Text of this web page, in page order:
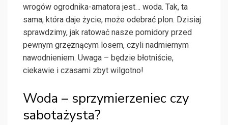
wrogów ogrodnika-amatora jest… woda. Tak, ta
sama, która daje życie, może odebrać plon. Dzisiaj
sprawdzimy, jak ratować nasze pomidory przed
pewnym grzęznącym losem, czyli nadmiernym
nawodnieniem. Uwaga – będzie błotniście,
ciekawie i czasami zbyt wilgotno!
Woda – sprzymierzeniec czy
sabotażysta?